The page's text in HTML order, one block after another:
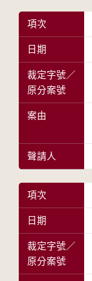
項次
日期
裁定字號／
原分案號
案由
聲請人
項次
日期
裁定字號／
原分案號